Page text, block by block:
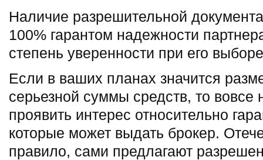
Наличие разрешительной
100% гарантом надежности
степень уверенности при его
Если в ваших планах значится
серьезной суммы средств, то вовсе
проявить интерес относительно
которые может выдать брокер.
правило, сами предлагают